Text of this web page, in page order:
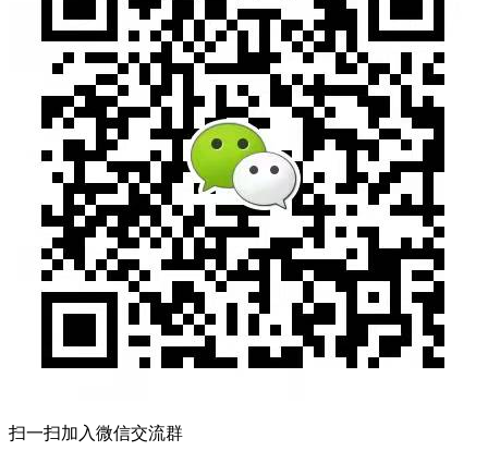
扫一扫加入微信交流群